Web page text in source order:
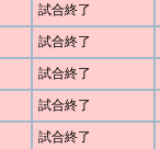
試合終了
試合終了
試合終了
試合終了
試合終了